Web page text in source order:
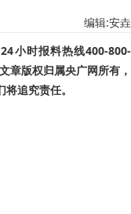
编辑:安垚
小时报料热线400-800-
章版权归属央广网所有，
追究责任。